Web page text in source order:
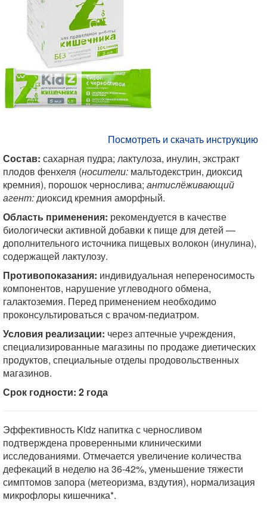
Посмотреть и скачать инструкцию
Состав: сахарная пудра; лактулоза, инулин, экстракт
плодов фенхеля (носители: мальтодекстрин, диоксид
кремния), порошок чернослива; антислёживающий
агент:диоксид кремния аморфный.
Область применения: рекомендуется в качестве
биологически активной добавки к пище для детей —
дополнительного источника пищевых волокон (инулина),
содержащей лактулозу.
Противопоказания: индивидуальная непереносимость
компонентов, нарушение углеводного обмена,
галактоземия. Перед применением необходимо
проконсультироваться с врачом-педиатром.
Условия реализации: через аптечные учреждения,
специализированные магазины по продаже диетических
продуктов, специальные отделы продовольственных
магазинов.
Срок годности: 2 года
Эффективность Kidz напитка с черносливом
подтверждена проверенными клиническими
исследованиями. Отмечается увеличение количества
дефекаций в неделю на 36-42%, уменьшение тяжести
симптомов запора (метеоризма, вздутия), нормализация
микрофлоры кишечника*.